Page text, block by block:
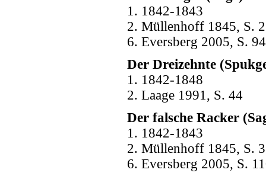
1. 1842-1843
2. Müllenhoff 1845, S.
6. Eversberg 2005, S. 94
Der Dreizehnte
1. 1842-1848
2. Laage 1991, S. 44
Der falsche Racker
1. 1842-1843
2. Müllenhoff 1845, S.
6. Eversberg 2005, S.